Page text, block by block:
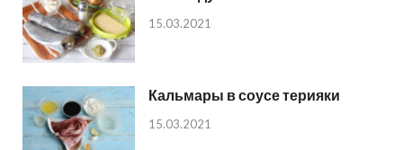
15.03.2021
Кальмары в соусе терияки
15.03.2021